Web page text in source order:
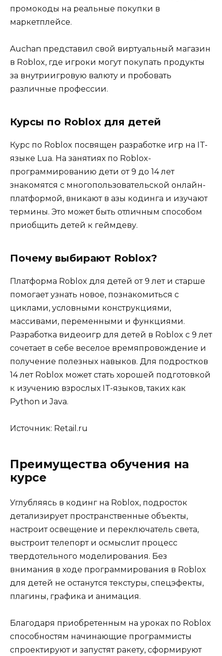
промокоды на реальные покупки в
маркетплейсе.
Auchan представил свой виртуальный магазин
в Roblox, где игроки могут покупать продукты
за внутриигровую валюту и пробовать
различные профессии.
Курсы по Roblox для детей
Курс по Roblox посвящен разработке игр на IT-
языке Lua. На занятиях по Roblox-
программированию дети от 9 до 14 лет
знакомятся с многопользовательской онлайн-
платформой, вникают в азы кодинга и изучают
термины. Это может быть отличным способом
приобщить детей к геймдеву.
Почему выбирают Roblox?
Платформа Roblox для детей от 9 лет и старше
помогает узнать новое, познакомиться с
циклами, условными конструкциями,
массивами, переменными и функциями.
Разработка видеоигр для детей в Roblox с 9 лет
сочетает в себе веселое времяпровождение и
получение полезных навыков. Для подростков
14 лет Roblox может стать хорошей подготовкой
к изучению взрослых IT-языков, таких как
Python и Java.
Источник: Retail.ru
Преимущества обучения на
курсе
Углубляясь в кодинг на Roblox, подросток
детализирует пространственные объекты,
настроит освещение и переключатель света,
выстроит телепорт и осмыслит процесс
твердотельного моделирования. Без
внимания в ходе программирования в Roblox
для детей не останутся текстуры, спецэфекты,
плагины, графика и анимация.
Благодаря приобретенным на уроках по Roblox
способностям начинающие программисты
спроектируют и запустят ракету, сформируют